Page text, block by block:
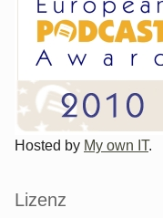
Hosted by My own IT.
Lizenz